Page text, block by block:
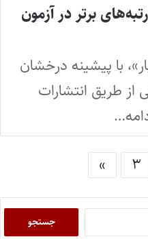
برتر در آزمون
با پیشینه درخشان
طریق انتشارات
۳ »